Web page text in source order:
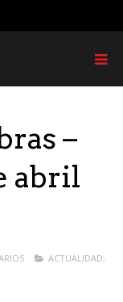
–
abril
ACTUALIDAD,